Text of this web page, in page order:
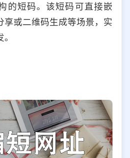
的短码。该短码可直接嵌
享或二维码生成等场景，实